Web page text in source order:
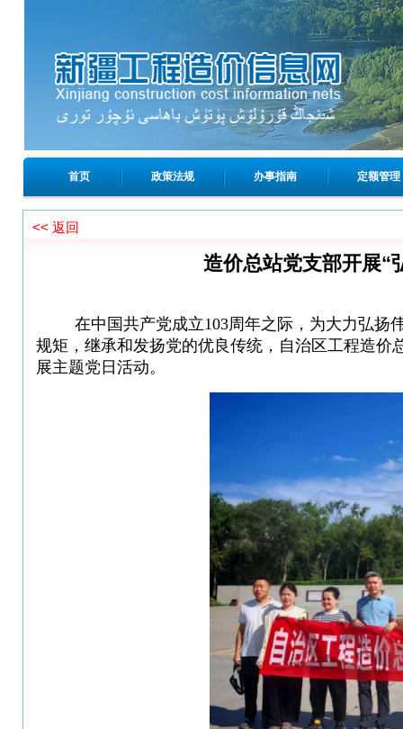
首页 政策法规 办事指南 定额管理
<< 返回
造价总站党支部开展“
在中国共产党成立103周年之际， 为大力弘扬
规矩，继承和发扬党的优良传统 ， 自治区工程造价
展主题党日活动。